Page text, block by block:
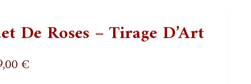
De Roses – Tirage D’Art
€Plage